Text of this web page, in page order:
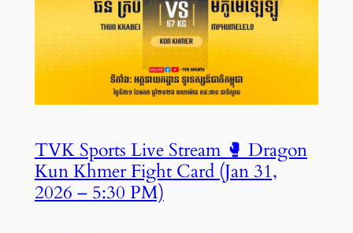
TVK Sports Live Stream 🥊 Dragon
Kun Khmer Fight Card (Jan 31,
2026 – 5:30 PM)